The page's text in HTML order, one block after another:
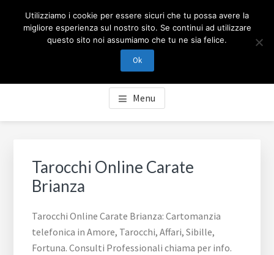
CARTOMANZIA MILANO
Cartomanzia Milano, cartomanzia telefonica in Amore,
Tarocchi, Affari, Sibille, Fortuna. Consulti Professionali
chiama per info.
Menu
Tarocchi Online Carate
Brianza
Tarocchi Online Carate Brianza: Cartomanzia
telefonica in Amore, Tarocchi, Affari, Sibille,
Fortuna. Consulti Professionali chiama per info.
Utilizziamo i cookie per essere sicuri che tu possa avere la
migliore esperienza sul nostro sito. Se continui ad utilizzare
questo sito noi assumiamo che tu ne sia felice.
Ok